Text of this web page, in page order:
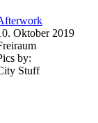
Oktober 2019
by:
Stuff